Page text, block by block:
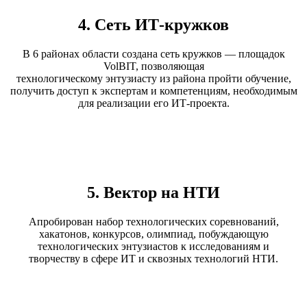
4. Сеть ИТ-кружков
В 6 районах области создана сеть кружков — площадок
VolBIT, позволяющая
технологическому энтузиасту из района пройти обучение,
получить доступ к экспертам и компетенциям, необходимым
для реализации его ИТ-проекта.
5. Вектор на НТИ
Апробирован набор технологических соревнований,
хакатонов, конкурсов, олимпиад, побуждающую
технологических энтузиастов к исследованиям и
творчеству в сфере ИТ и сквозных технологий НТИ.